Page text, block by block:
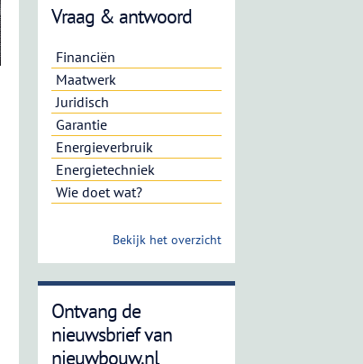
Vraag & antwoord
Financiën
Maatwerk
Juridisch
Garantie
Energieverbruik
Energietechniek
Wie doet wat?
Bekijk het overzicht
Ontvang de
nieuwsbrief van
nieuwbouw.nl